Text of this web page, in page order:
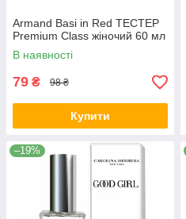
Armand Basi in Red TEСТЕР
Premium Class жіночий 60 мл
В наявності
79 ₴ 98 ₴
Купити
–19%